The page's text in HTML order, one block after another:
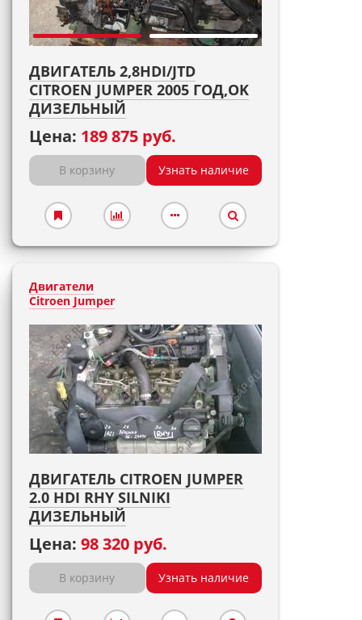
ДВИГАТЕЛЬ 2,8HDI/JTD
CITROEN JUMPER 2005 ГОД,OK
ДИЗЕЛЬНЫЙ
Цена: 189 875 руб.
В корзину Узнать наличие
Двигатели
Citroen Jumper
ДВИГАТЕЛЬ CITROEN JUMPER
2.0 HDI RHY SILNIKI
ДИЗЕЛЬНЫЙ
Цена: 98 320 руб.
В корзину Узнать наличие